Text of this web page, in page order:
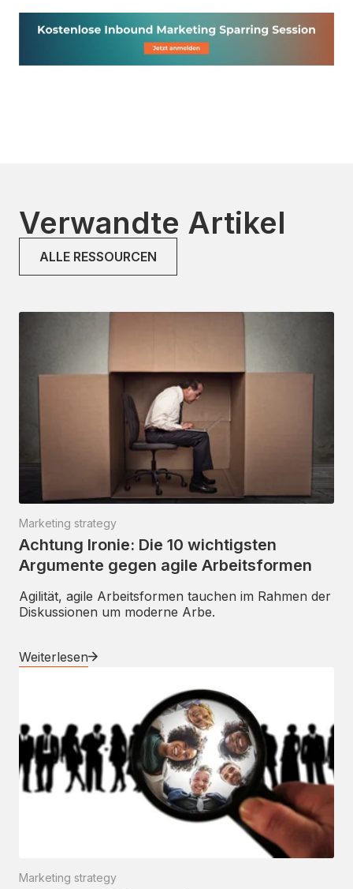
Verwandte Artikel
ALLE RESSOURCEN
Marketing strategy
Achtung Ironie: Die 10 wichtigsten
Argumente gegen agile Arbeitsformen
Agilität, agile Arbeitsformen tauchen im Rahmen der
Diskussionen um moderne Arbe.
Weiterlesen
Marketing strategy